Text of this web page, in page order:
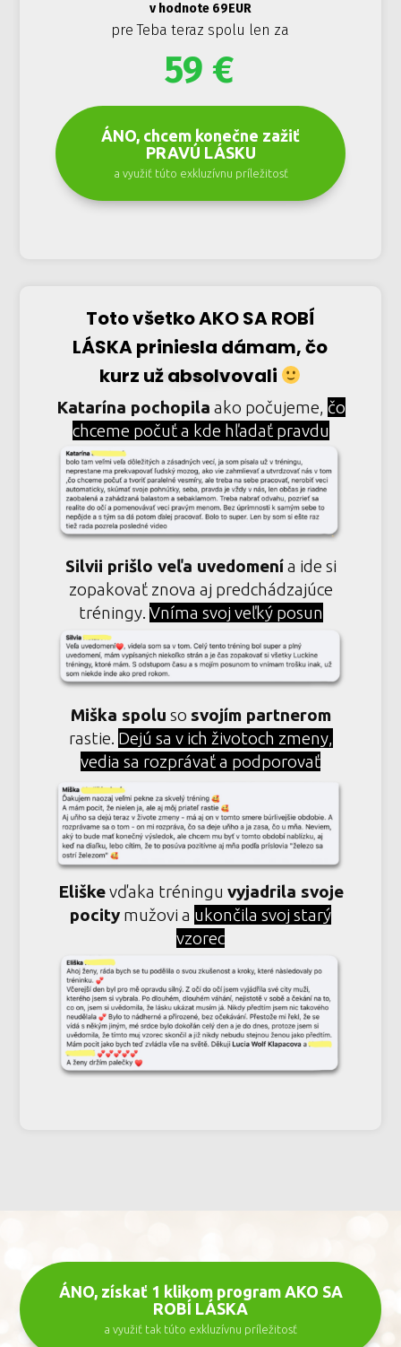
v hodnote 69EUR
pre Teba teraz spolu len za
59 €
ÁNO, chcem konečne zažiť
PRAVÚ LÁSKU
a využiť túto exkluzívnu príležitosť
Toto všetko AKO SA ROBÍ
LÁSKA priniesla dámam, čo
kurz už absolvovali
Katarína pochopila ako počujeme, čo
chceme počuť a kde hľadať pravdu
Silvii prišlo veľa uvedomenía ide si
zopakovať znova aj predchádzajúce
tréningy. Vníma svoj veľký posun
Miška spolu so svojím partnerom
rastie. Dejú sa v ich životoch zmeny,
vedia sa rozprávať a podporovať
Eliškevďaka tréningu vyjadrila svoje
pocity mužovi a ukončila svoj starý
vzorec
ÁNO, získať 1 klikom program AKO SA
ROBÍ LÁSKA
a využiť tak túto exkluzívnu príležitosť